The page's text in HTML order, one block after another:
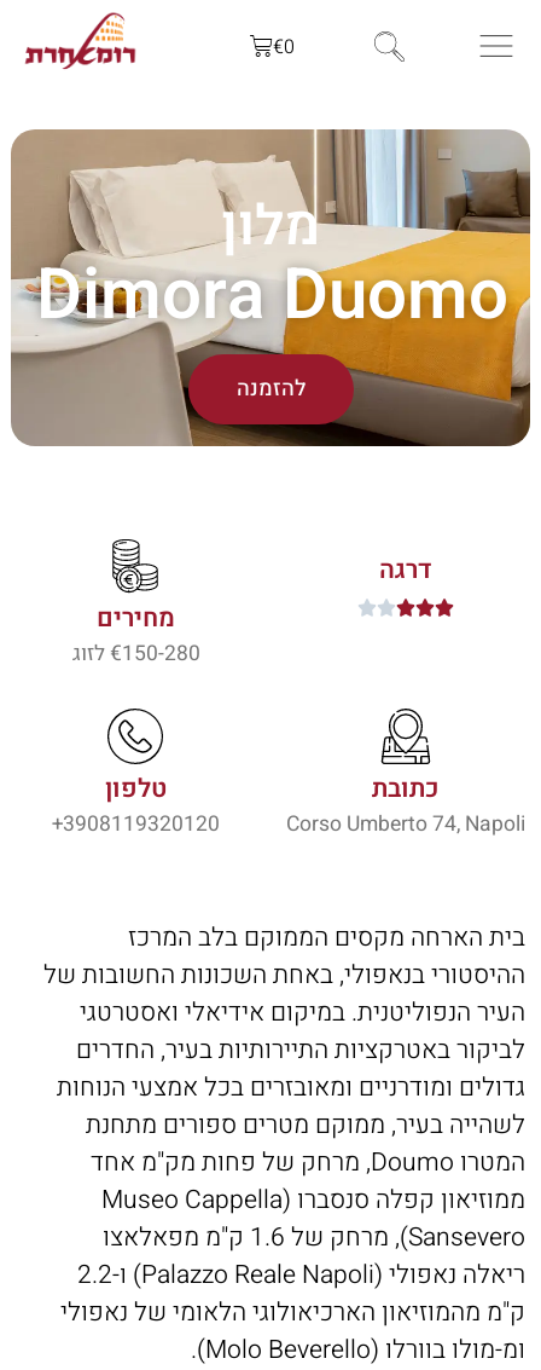
€0
מלון
Dimora Duomo
להזמנה
דרגה




 מחירים
150-280€ לזוג
כתובת
Corso Umberto 74, Napoli
טלפון
3908119320120+
בית הארחה מקסים הממוקם בלב המרכז
ההיסטורי בנאפולי, באחת השכונות החשובות של
העיר הנפוליטנית. במיקום אידיאלי ואסטרטגי
לביקור באטרקציות התיירותיות בעיר, החדרים
גדולים ומודרניים ומאובזרים בכל אמצעי הנוחות
לשהייה בעיר, ממוקם מטרים ספורים מתחנת
המטרו Doumo, מרחק של פחות מק"מ אחד
ממוזיאון קפלה סנסברו (Museo Cappella
Sansevero), מרחק של 1.6 ק"מ מפאלאצו
ריאלה נאפולי (Palazzo Reale Napoli) ו-2.2
ק"מ מהמוזיאון הארכיאולוגי הלאומי של נאפולי
ומ-מולו בוורלו (Molo Beverello).